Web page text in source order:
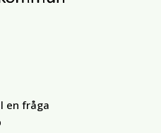
en fråga